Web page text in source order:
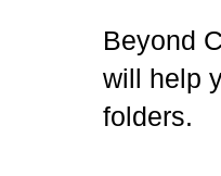
Beyond
will help
folders.